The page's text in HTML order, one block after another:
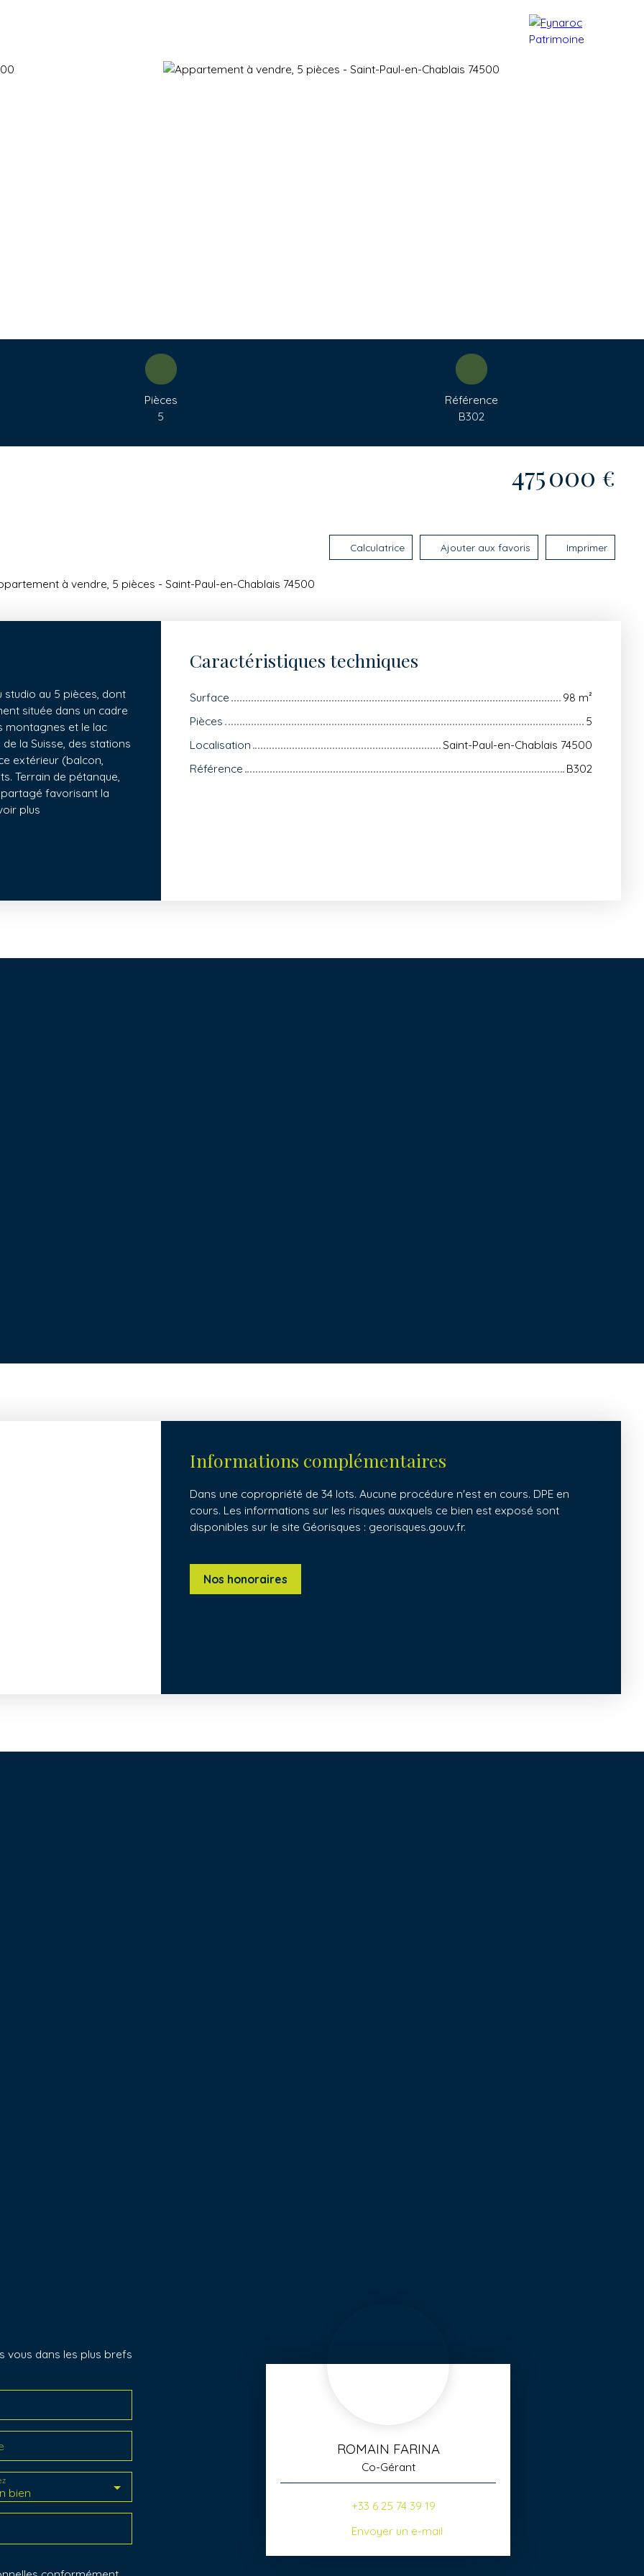
Pièces
5
Référence
B302
475 000 €
Calculatrice Ajouter aux favoris Imprimer
à vendre, 5 pièces - Saint-Paul-en-Chablais 74500
au 5 pièces, dont
située dans un cadre
montagnes et le lac
la Suisse, des stations
extérieur (balcon,
Terrain de pétanque,
favorisant la
plus
Caractéristiques techniques
Surface 98 m²
Pièces
5
Localisation
Saint-Paul-en-Chablais 74500
Référence
B302
Informations complémentaires
Dans une copropriété de 34 lots. Aucune procédure n'est en cours. DPE en
cours. Les informations sur les risques auxquels ce bien est exposé sont
disponibles sur le site Géorisques : georisques.gouv.fr.
Nos honoraires
vous dans les plus brefs
bien
ROMAIN FARINA
Co-Gérant
+33 6 25 74 39 19
Envoyer un e-mail